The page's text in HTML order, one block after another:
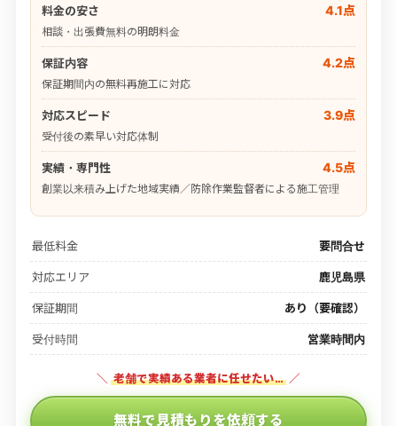
料金の安さ
4.1点
相談・出張費無料の明朗料金
保証内容 4.2点
保証期間内の無料再施工に対応
対応スピード 3.9点
受付後の素早い対応体制
実績・専門性 4.5点
創業以来積み上げた地域実績／防除作業監督者による施工管理
最低料金 要問合せ
対応エリア 鹿児島県
保証期間 あり（要確認）
受付時間 営業時間内
＼ 老舗で実績ある業者に任せたい… ／
無料で見積もりを依頼する